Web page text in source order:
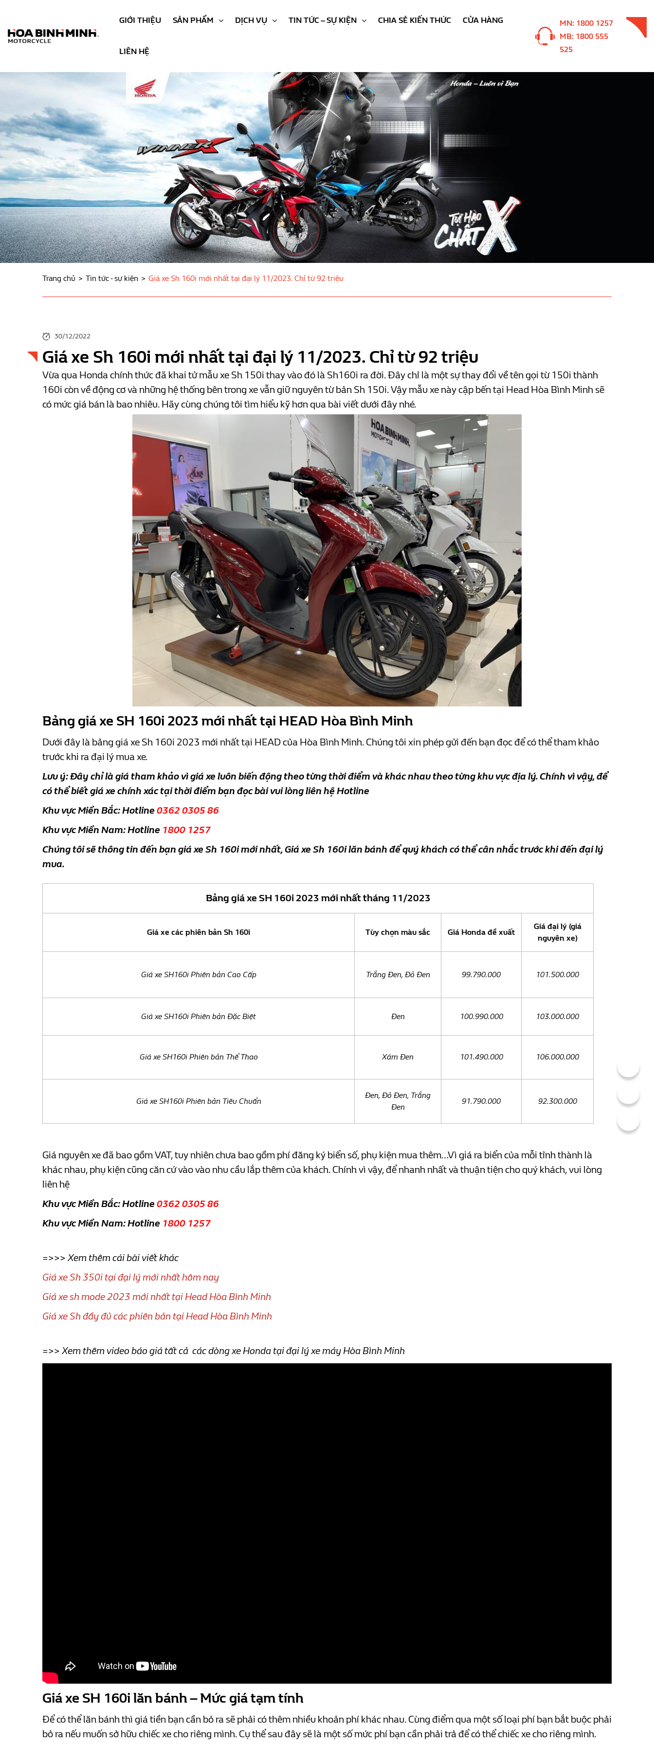
GIỚI THIỆU SẢN PHẨM DỊCH VỤ TIN TỨC – SỰ KIỆN CHIA SẺ KIẾN THỨC CỬA HÀNG
LIÊN HỆ
MN: 1800 1257
MB: 1800 555
525
Trang chủ Tin tức - sự kiện Giá xe Sh 160i mới nhất tại đại lý 11/2023. Chỉ từ 92 triệu
30/12/2022
Giá xe Sh 160i mới nhất tại đại lý 11/2023. Chỉ từ 92 triệu
Vừa qua Honda chính thức đã khai tử mẫu xe Sh 150i thay vào đó là Sh160i ra đời. Đây chỉ là một sự thay đổi về tên gọi từ 150i thành
160i còn về động cơ và những hệ thống bên trong xe vẫn giữ nguyên từ bản Sh 150i. Vậy mẫu xe này cập bến tại Head Hòa Bình Minh sẽ
có mức giá bán là bao nhiêu. Hãy cùng chúng tôi tìm hiểu kỹ hơn qua bài viết dưới đây nhé.
Bảng giá xe SH 160i 2023 mới nhất tại HEAD Hòa Bình Minh
Dưới đây là bảng giá xe Sh 160i 2023 mới nhất tại HEAD của Hòa Bình Minh. Chúng tôi xin phép gửi đến bạn đọc để có thể tham khảo
trước khi ra đại lý mua xe.
Lưu ý: Đây chỉ là giá tham khảo vì giá xe luôn biến động theo từng thời điểm và khác nhau theo từng khu vực địa lý. Chính vì vậy, để
có thể biết giá xe chính xác tại thời điểm bạn đọc bài vui lòng liên hệ Hotline
Khu vực Miền Bắc: Hotline 0362 0305 86
Khu vực Miền Nam: Hotline 1800 1257
Chúng tôi sẽ thông tin đến bạn giá xe Sh 160i mới nhất, Giá xe Sh 160i lăn bánh để quý khách có thể cân nhắc trước khi đến đại lý
mua.
Bảng giá xe SH 160i 2023 mới nhất tháng 11/2023
Giá xe các phiên bản Sh 160i Tùy chọn màu sắc Giá Honda đề xuất
Giá đại lý (giá
nguyên xe)
Giá xe SH160i Phiên bản Cao Cấp Trắng Đen, Đỏ Đen 99.790.000 101.500.000
Giá xe SH160i Phiên bản Đặc Biệt Đen 100.990.000 103.000.000
Giá xe SH160i Phiên bản Thể Thao Xám Đen 101.490.000 106.000.000
Giá xe SH160i Phiên bản Tiêu Chuẩn
Đen, Đỏ Đen, Trắng
Đen
91.790.000 92.300.000
Giá nguyên xe đã bao gồm VAT, tuy nhiên chưa bao gồm phí đăng ký biển số, phụ kiện mua thêm…Vì giá ra biển của mỗi tỉnh thành là
khác nhau, phụ kiện cũng căn cứ vào vào nhu cầu lắp thêm của khách. Chính vì vậy, để nhanh nhất và thuận tiện cho quý khách, vui lòng
liên hệ
Khu vực Miền Bắc: Hotline 0362 0305 86
Khu vực Miền Nam: Hotline 1800 1257
=>>> Xem thêm cái bài viết khác
Giá xe Sh 350i tại đại lý mới nhất hôm nay
Giá xe sh mode 2023 mới nhất tại Head Hòa Bình Minh
Giá xe Sh đầy đủ các phiên bản tại Head Hòa Bình Minh
=>> Xem thêm video báo giá tất cả các dòng xe Honda tại đại lý xe máy Hòa Bình Minh
Giá xe SH 160i lăn bánh – Mức giá tạm tính
Để có thể lăn bánh thì giá tiền bạn cần bỏ ra sẽ phải có thêm nhiều khoản phí khác nhau. Cùng điểm qua một số loại phí bạn bắt buộc phải
bỏ ra nếu muốn sở hữu chiếc xe cho riêng mình. Cụ thể sau đây sẽ là một số mức phí bạn cần phải trả để có thể chiếc xe cho riêng mình.